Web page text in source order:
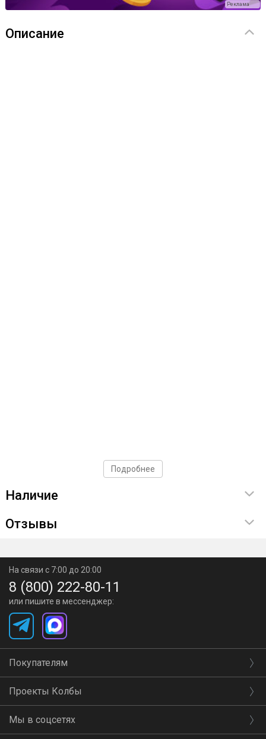
Реклама
Описание
Подробнее
Наличие
Отзывы
На связи с 7:00 до 20:00
8 (800) 222-80-11
или пишите в мессенджер:
Покупателям
Проекты Колбы
Мы в соцсетях